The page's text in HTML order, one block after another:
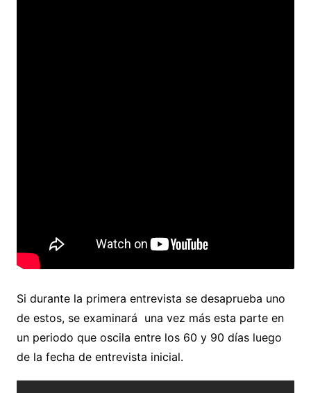
Si durante la primera entrevista se desaprueba uno
de estos, se examinará una vez más esta parte en
un periodo que oscila entre los 60 y 90 días luego
de la fecha de entrevista inicial.